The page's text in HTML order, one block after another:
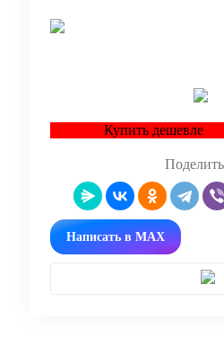
Купить дешевле
Написать в MAX